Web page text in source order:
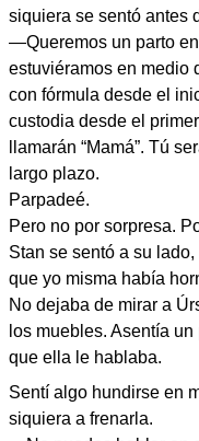
siquiera se sentó antes
—Queremos un parto
estuviéramos en
con fórmula desde el
custodia desde el
llamarán “Mamá”. Tú
largo plazo.
Parpadeé.
Pero no por sorpresa.
Stan se sentó a su
que yo misma había
No dejaba de mirar a
los muebles. Asentía
que ella le hablaba.
Sentí algo hundirse en
siquiera a frenarla.